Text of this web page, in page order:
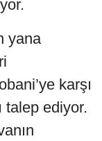
yana
karşı
talep ediyor.